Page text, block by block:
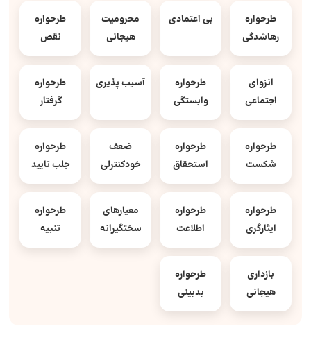
طرحواره
رهاشدگی
بی اعتمادی
محرومیت
هیجانی
طرحواره
نقص
انزوای
اجتماعی
طرحواره
وابستگی
آسیب پذیری
طرحواره
گرفتار
طرحواره
شکست
طرحواره
استحقاق
ضعف
خودکنترلی
طرحواره
جلب تایید
طرحواره
ایثارگری
طرحواره
اطلاعت
معیارهای
سختگیرانه
طرحواره
تنبیه
بازداری
هیجانی
طرحواره
بدبینی